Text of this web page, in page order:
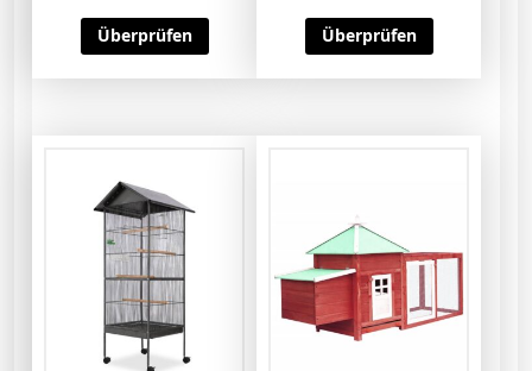
Überprüfen Überprüfen